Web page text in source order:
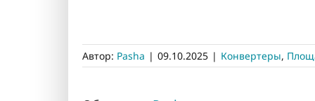
Автор: Pasha | 09.10.2025 | Конвертеры,